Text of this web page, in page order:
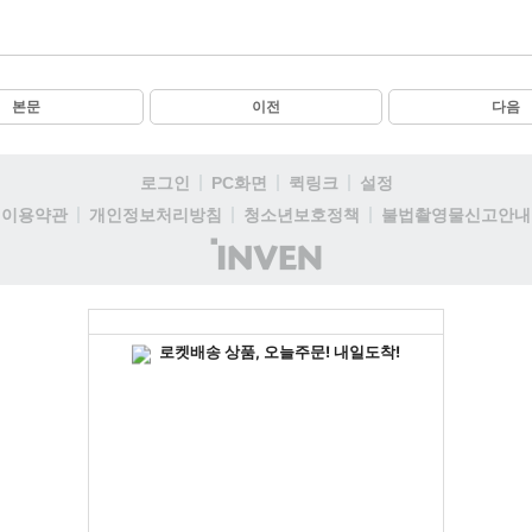
본문 이전 다음
로그인 PC화면 퀵링크
설정
이용약관
개인정보처리방침 청소년보호정책
불법촬영물신고안내
(주)
인